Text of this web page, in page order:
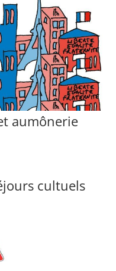
aumônerie
cultuels